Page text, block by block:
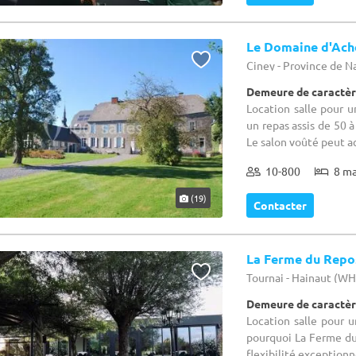
(19)
Le Domaine
Ciney - Province de
Demeure de
Location salle pour
un repas assis de 50
Le salon voûté peut
10-800 8
Contacter
La Ferme du
Tournai - Hainaut
Demeure de
Location salle pour
pourquoi La Ferme